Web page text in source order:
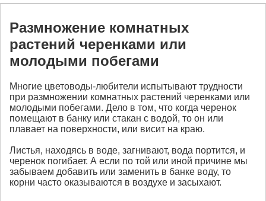
Размножение комнатных
растений черенками или
молодыми побегами
Многие цветоводы-любители испытывают трудности
при размножении комнатных растений черенками или
молодыми побегами. Дело в том, что когда черенок
помещают в банку или стакан с водой, то он или
плавает на поверхности, или висит на краю.
Листья, находясь в воде, загнивают, вода портится, и
черенок погибает. А если по той или иной причине мы
забываем добавить или заменить в банке воду, то
корни часто оказываются в воздухе и засыхают.